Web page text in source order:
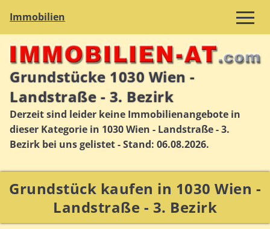
Immobilien
Grundstücke 1030 Wien -
Landstraße - 3. Bezirk
Derzeit sind leider keine Immobilienangebote in
dieser Kategorie in 1030 Wien - Landstraße - 3.
Bezirk bei uns gelistet - Stand: 06.08.2026.
Grundstück kaufen in 1030 Wien -
Landstraße - 3. Bezirk